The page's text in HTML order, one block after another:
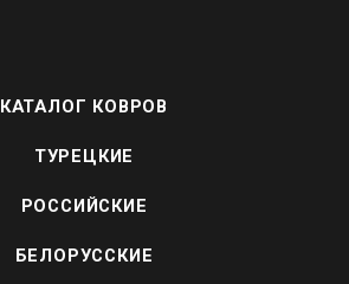
КАТАЛОГ КОВРОВ
ТУРЕЦКИЕ
РОССИЙСКИЕ
БЕЛОРУССКИЕ